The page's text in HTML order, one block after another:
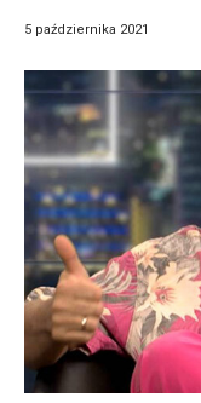
5 października 2021